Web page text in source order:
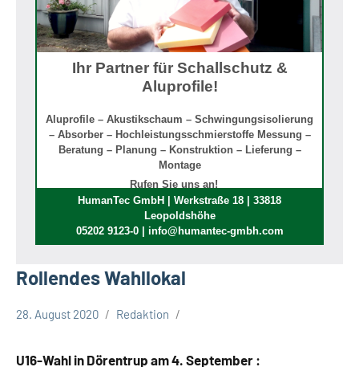
Ihr Partner für Schallschutz &
Aluprofile!
Aluprofile – Akustikschaum – Schwingungsisolierung
– Absorber – Hochleistungsschmierstoffe Messung –
Beratung – Planung – Konstruktion – Lieferung –
Montage
Rufen Sie uns an!
HumanTec GmbH | Werkstraße 18 | 33818
Leopoldshöhe
05202 9123-0 | info@humantec-gmbh.com
Rollendes Wahllokal
28. August 2020 Redaktion
U16-Wahl in Dörentrup am 4. September :